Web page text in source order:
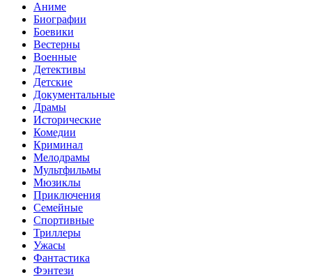
Аниме
Биографии
Боевики
Вестерны
Военные
Детективы
Детские
Документальные
Драмы
Исторические
Комедии
Криминал
Мелодрамы
Мультфильмы
Мюзиклы
Приключения
Семейные
Спортивные
Триллеры
Ужасы
Фантастика
Фэнтези